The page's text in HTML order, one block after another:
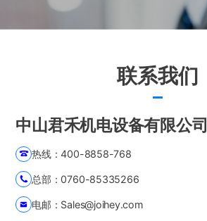
联系我们
中山君禾机电设备有限公司
热线：400-8858-768
总部：0760-85335266
电邮：Sales@joihey.com